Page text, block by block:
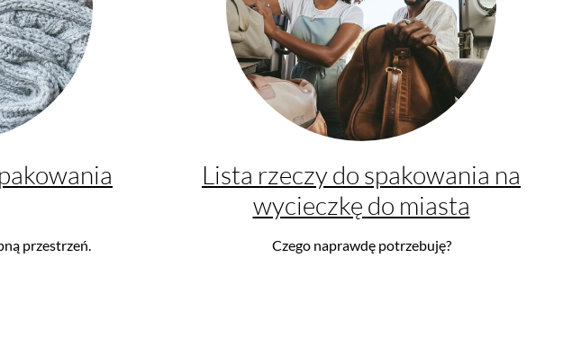
przestrzeń.
Lista rzeczy do spakowania na
wycieczkę do miasta
Czego naprawdę potrzebuję?